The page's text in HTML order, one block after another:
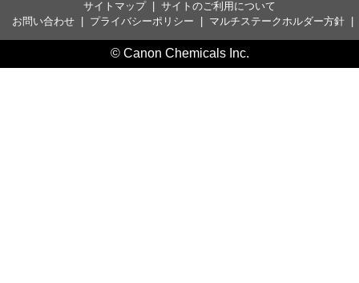
サイトマップ| サイトのご利用について
お問い合わせ | プライバシーポリシー | マルチステークホルダー方針 |
© Canon Chemicals Inc.